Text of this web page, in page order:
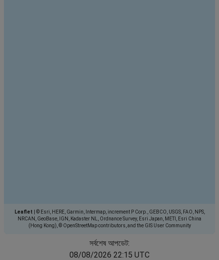
Leaflet
© Esri, HERE, Garmin, Intermap, increment P Corp., GEBCO, USGS, FAO, NPS,
NRCAN, GeoBase, IGN, Kadaster NL, Ordnance Survey, Esri Japan, METI, Esri China
(Hong Kong), © OpenStreetMap contributors, and the GIS User Community
সর্বশেষ আপডেট:
08/08/2026 22:15 UTC